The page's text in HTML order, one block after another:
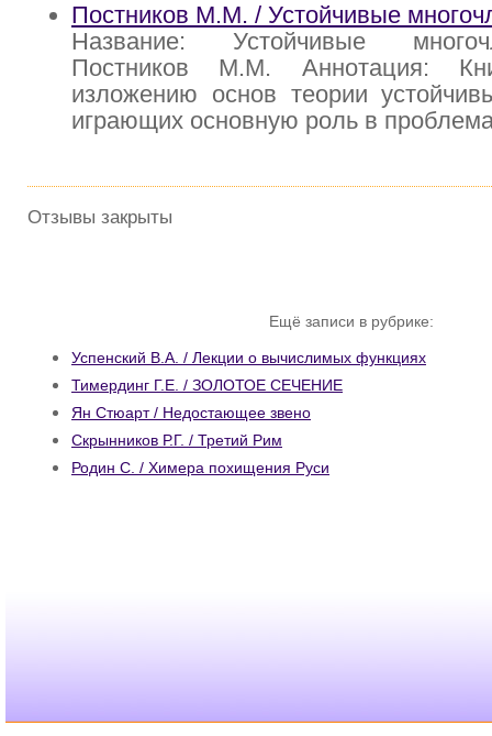
Постников М.М. / Устойчивые
Название: Устойчивые
Постников М.М. Аннотация:
изложению основ теории
играющих основную роль в
Отзывы закрыты
Ещё записи в рубрике:
Успенский В.А. / Лекции о вычислимых функциях
Тимердинг Г.Е. / ЗОЛОТОЕ СЕЧЕНИЕ
Ян Стюарт / Недостающее звено
Скрынников Р.Г. / Третий Рим
Родин С. / Химера похищения Руси